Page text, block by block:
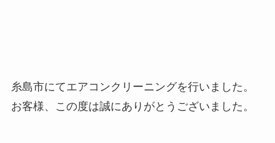
糸島市にてエアコンクリーニングを行いました。
お客様、この度は誠にありがとうございました。